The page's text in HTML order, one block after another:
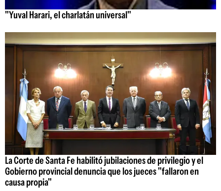
"Yuval Harari, el charlatán universal"
La Corte de Santa Fe habilitó jubilaciones de privilegio y el
Gobierno provincial denuncia que los jueces "fallaron en
causa propia"